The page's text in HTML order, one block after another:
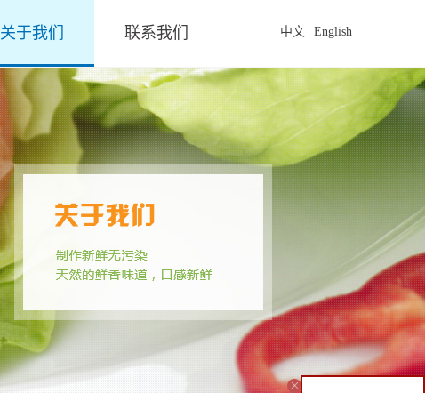
中文 English
关于我们 联系我们